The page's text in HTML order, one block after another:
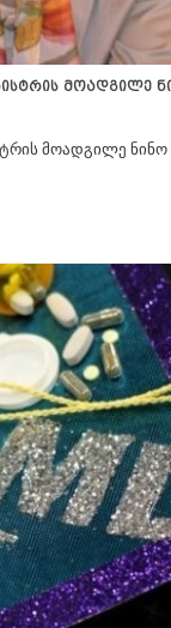
მოადგილე
მოადგილე ნინო